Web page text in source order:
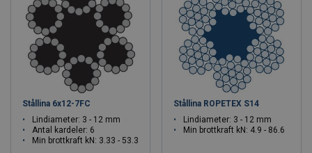
Stållina 6x12-7FC
Lindiameter: 3 - 12 mm
Antal kardeler: 6
Min brottkraft kN: 3.33 - 53.3
Stållina ROPETEX S14
Lindiameter: 3 - 12 mm
Min brottkraft kN: 4.9 - 86.6